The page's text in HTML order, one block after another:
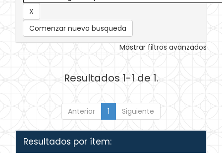
Comenzar nueva busqueda
Mostrar filtros avanzados
Resultados 1-1 de 1.
Anterior 1 Siguiente
Resultados por ítem: